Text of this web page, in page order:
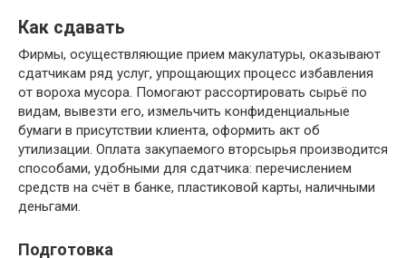
Как сдавать
Фирмы, осуществляющие прием макулатуры, оказывают
сдатчикам ряд услуг, упрощающих процесс избавления
от вороха мусора. Помогают рассортировать сырьё по
видам, вывезти его, измельчить конфиденциальные
бумаги в присутствии клиента, оформить акт об
утилизации. Оплата закупаемого вторсырья производится
способами, удобными для сдатчика: перечислением
средств на счёт в банке, пластиковой карты, наличными
деньгами.
Подготовка